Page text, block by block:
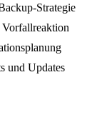
Strategie
und Updates